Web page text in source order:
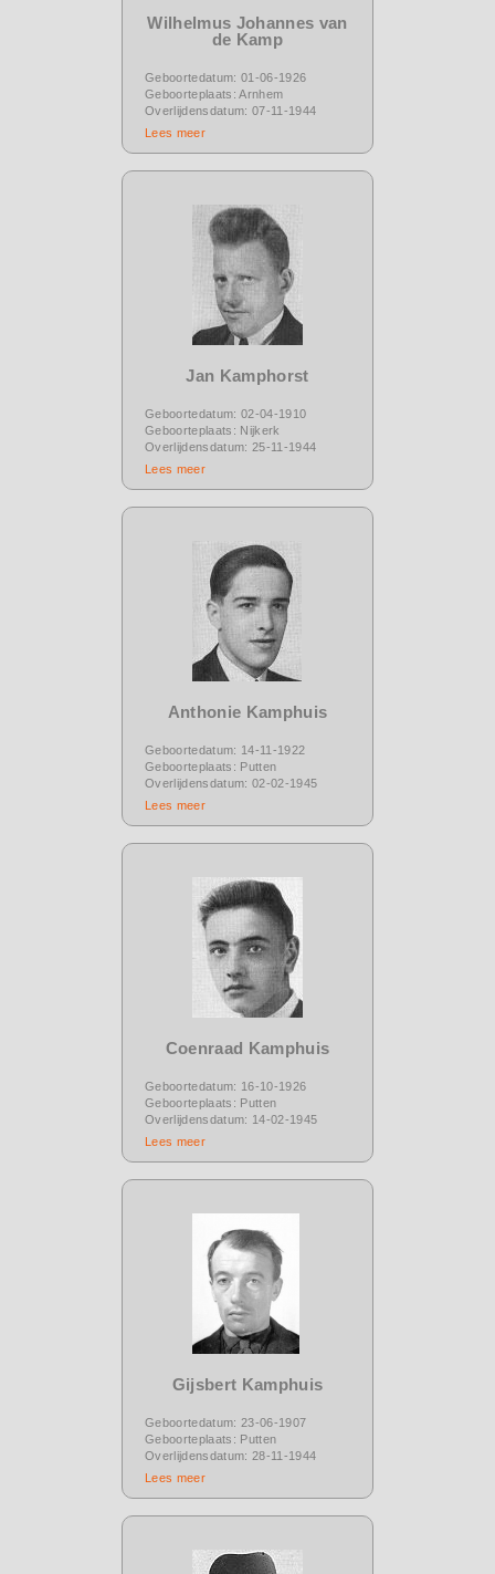
Wilhelmus Johannes van
de Kamp
Geboortedatum: 01-06-1926
Geboorteplaats: Arnhem
Overlijdensdatum: 07-11-1944
Lees meer
Jan Kamphorst
Geboortedatum: 02-04-1910
Geboorteplaats: Nijkerk
Overlijdensdatum: 25-11-1944
Lees meer
Anthonie Kamphuis
Geboortedatum: 14-11-1922
Geboorteplaats: Putten
Overlijdensdatum: 02-02-1945
Lees meer
Coenraad Kamphuis
Geboortedatum: 16-10-1926
Geboorteplaats: Putten
Overlijdensdatum: 14-02-1945
Lees meer
Gijsbert Kamphuis
Geboortedatum: 23-06-1907
Geboorteplaats: Putten
Overlijdensdatum: 28-11-1944
Lees meer